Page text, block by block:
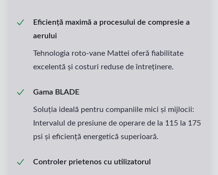
Eficiență maximă a procesului de compresie a
aerului
Tehnologia roto-vane Mattei oferă fiabilitate
excelentă și costuri reduse de întreținere.
Gama BLADE
Soluția ideală pentru companiile mici și mijlocii:
Intervalul de presiune de operare de la 115 la 175
psi și eficiență energetică superioară.
Controler prietenos cu utilizatorul